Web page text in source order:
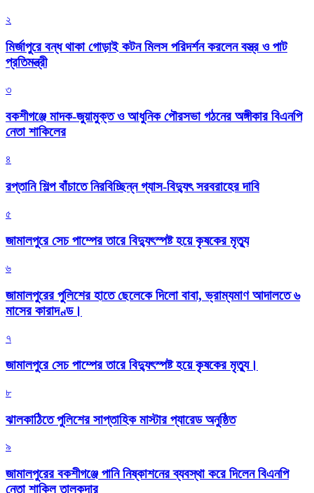
২
মির্জাপুরে বন্ধ থাকা গোড়াই কটন মিলস পরিদর্শন করলেন বস্ত্র ও পাট
প্রতিমন্ত্রী
৩
বকশীগঞ্জে মাদক-জুয়ামুক্ত ও আধুনিক পৌরসভা গঠনের অঙ্গীকার বিএনপি
নেতা শাকিলের
৪
রপ্তানি শিল্প বাঁচাতে নিরবিচ্ছিন্ন গ্যাস-বিদ্যুৎ সরবরাহের দাবি
৫
জামালপুরে সেচ পাম্পের তারে বিদ্যুৎস্পষ্ট হয়ে কৃষকের মৃত্যু
৬
জামালপুরের পুলিশের হাতে ছেলেকে দিলো বাবা, ভ্রাম্যমাণ আদালতে ৬
মাসের কারাদণ্ড।
৭
জামালপুরে সেচ পাম্পের তারে বিদ্যুৎস্পষ্ট হয়ে কৃষকের মৃত্যু।
৮
‎ঝালকাঠিতে পুলিশের সাপ্তাহিক মাস্টার প্যারেড অনুষ্ঠিত
৯
জামালপুরের বকশীগঞ্জে পানি নিষ্কাশনের ব্যবস্থা করে দিলেন বিএনপি
নেতা শাকিল তালুকদার